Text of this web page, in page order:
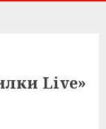
Live»